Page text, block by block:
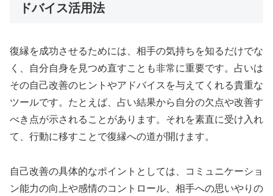
ドバイス活用法
復縁を成功させるためには、相手の気持ちを知るだけでな
く、自分自身を見つめ直すことも非常に重要です。占いは
その自己改善のヒントやアドバイスを与えてくれる貴重な
ツールです。たとえば、占い結果から自分の欠点や改善す
べき点が示されることがあります。それを素直に受け入れ
て、行動に移すことで復縁への道が開けます。
自己改善の具体的なポイントとしては、コミュニケーショ
ン能力の向上や感情のコントロール、相手への思いやりの